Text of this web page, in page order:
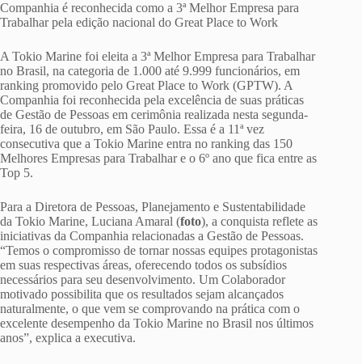
Companhia é reconhecida como a 3ª Melhor Empresa para
Trabalhar pela edição nacional do Great Place to Work
A Tokio Marine foi eleita a 3ª Melhor Empresa para Trabalhar
no Brasil, na categoria de 1.000 até 9.999 funcionários, em
ranking promovido pelo Great Place to Work (GPTW). A
Companhia foi reconhecida pela excelência de suas práticas
de Gestão de Pessoas em cerimônia realizada nesta segunda-
feira, 16 de outubro, em São Paulo. Essa é a 11ª vez
consecutiva que a Tokio Marine entra no ranking das 150
Melhores Empresas para Trabalhar e o 6º ano que fica entre as
Top 5.
Para a Diretora de Pessoas, Planejamento e Sustentabilidade
da Tokio Marine, Luciana Amaral (foto), a conquista reflete as
iniciativas da Companhia relacionadas a Gestão de Pessoas.
“Temos o compromisso de tornar nossas equipes protagonistas
em suas respectivas áreas, oferecendo todos os subsídios
necessários para seu desenvolvimento. Um Colaborador
motivado possibilita que os resultados sejam alcançados
naturalmente, o que vem se comprovando na prática com o
excelente desempenho da Tokio Marine no Brasil nos últimos
anos”, explica a executiva.